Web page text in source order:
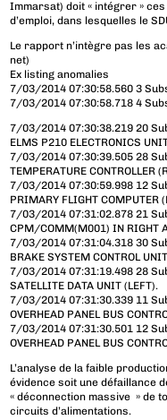
Immarsat) doit « intégrer »
d’emploi, dans lesquelles le
Le rapport n’intègre pas les
net)
Ex listing anomalies
7/03/2014 07:30:58.560 3
7/03/2014 07:30:58.718 4
7/03/2014 07:30:38.219 20
ELMS P210 ELECTRONICS
7/03/2014 07:30:39.505 28
TEMPERATURE CONTROLLER
7/03/2014 07:30:59.998 12
PRIMARY FLIGHT COMPUTER
7/03/2014 07:31:02.878 21
CPM/COMM(M001) IN RIGHT
7/03/2014 07:31:04.318 30
BRAKE SYSTEM CONTROL
7/03/2014 07:31:19.498 28
SATELLITE DATA UNIT (LEFT).
7/03/2014 07:31:30.339 11
OVERHEAD PANEL BUS
7/03/2014 07:31:30.501 12
OVERHEAD PANEL BUS
L’analyse de la faible
évidence soit une défaillance
« déconnection massive » de
circuits d’alimentations.